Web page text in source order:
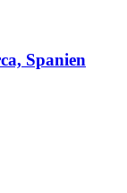
Spanien